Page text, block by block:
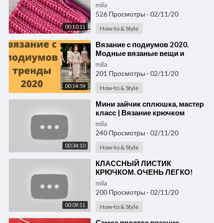
00:10:11
столбиками с накидом
mila
526 Просмотры · 02/11/20
How-to & Style
00:14:59
⁣Вязание с подиумов 2020.
Модные вязаные вещи и
аксессуары к ним весна-лето
2020
mila
201 Просмотры · 02/11/20
How-to & Style
00:34:10
⁣Мини зайчик сплюшка, мастер
класс | Вязание крючком
mila
240 Просмотры · 02/11/20
How-to & Style
00:09:11
⁣КЛАССНЫЙ ЛИСТИК
КРЮЧКОМ. ОЧЕНЬ ЛЕГКО!
Мастер-класс для
начинающих от Shatlen
Шатлен.
mila
200 Просмотры · 02/11/20
How-to & Style